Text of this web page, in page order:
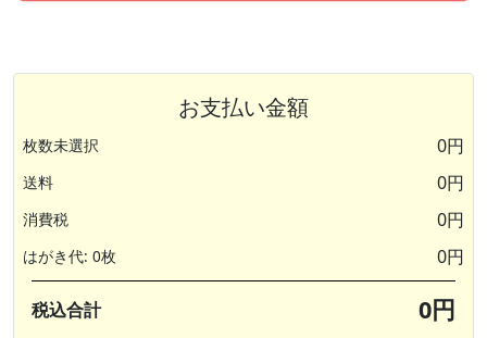
お支払い金額
枚数未選択 0円
送料 0円
消費税 0円
はがき代: 0枚 0円
税込合計 0円